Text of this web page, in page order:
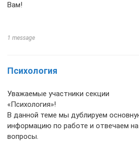
Вам!
1 message
Психология
Уважаемые участники секции
«Психология»!
В данной теме мы дублируем
информацию по работе и отвечаем
вопросы.